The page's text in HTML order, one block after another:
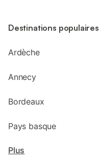
Destinations populaires
Ardèche
Annecy
Bordeaux
Pays basque
Plus